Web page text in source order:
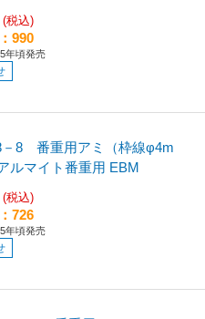
(税込)
990
年頃発売
8 番重用アミ（枠線φ4m
マイト番重用 EBM
(税込)
726
年頃発売